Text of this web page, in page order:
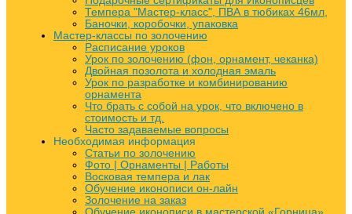
Темпера "Мастер-класс", ПВА в тюбиках 46мл,
Баночки, коробочки, упаковка
Мастер-классы по золочению
Расписание уроков
Урок по золочению (фон, орнамент, чеканка)
Двойная позолота и холодная эмаль
Урок по разработке и комбинированию
орнамента
Что брать с собой на урок, что включено в
стоимость и тд.
Часто задаваемые вопросы
Необходимая информация
Статьи по золочению
Фото | Орнаменты | Работы
Восковая темпера и лак
Обучение иконописи он-лайн
Золочение на заказ